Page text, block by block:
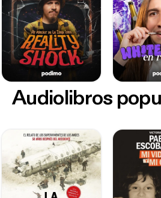
Audiolibros